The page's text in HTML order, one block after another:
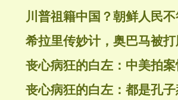
川普祖籍中国？朝鲜人民不
希拉里传妙计，奥巴马被
丧心病狂的白左：中美拍
丧心病狂的白左：都是孔